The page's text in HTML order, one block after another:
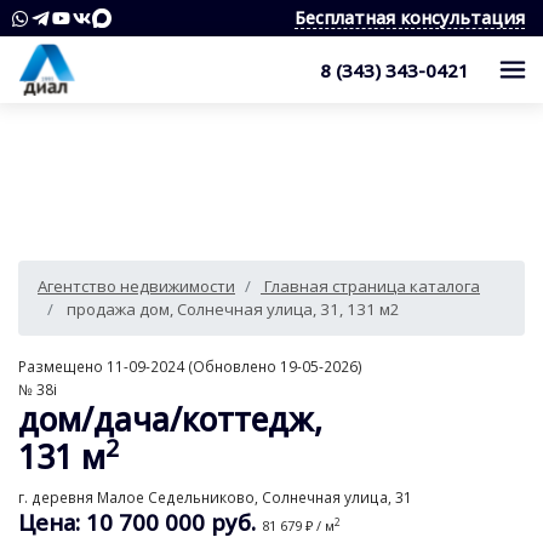
Бесплатная консультация
8 (343) 343-0421
1-комнатные квартиры
3-комнатные квартиры
4 и более комнатные квартиры
Комнаты
Дома, дачи, коттеджи
Коммерческая недвижимость
Аренда
Квартиры
Служба контроля качества
Сотрудники
Вакансии
Специалист по недвижимости
Отзывы
Услуги
Покупка недвижимости
Сопровождение сделки
Покупка новостроек
Для клиента
Аналитика
Как выбрать агентство недвижимости?
Контакты
8 (343) 343-0421
Агентство недвижимости
Главная страница каталога
продажа дом, Солнечная улица, 31, 131 м2
Размещено 11-09-2024 (Обновлено 19-05-2026)
№ 38i
дом/дача/коттедж,
131 м2
г. деревня Малое Седельниково, Солнечная улица, 31
Цена: 10 700 000 руб. 81 679 ₽ / м2